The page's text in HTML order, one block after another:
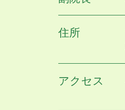
住所
アクセス